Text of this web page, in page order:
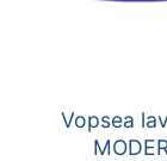
Vopsea